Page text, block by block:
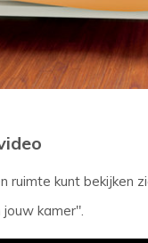
ruimte kunt bekijken
kamer".